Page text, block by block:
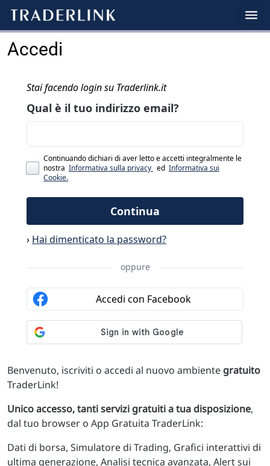
Accedi
Benvenuto, iscriviti o accedi al nuovo ambiente gratuito
TraderLink!
Unico accesso, tanti servizi gratuiti a tua disposizione,
dal tuo browser o App Gratuita TraderLink:
Dati di borsa, Simulatore di Trading, Grafici interattivi di
ultima generazione, Analisi tecnica avanzata, Alert sui